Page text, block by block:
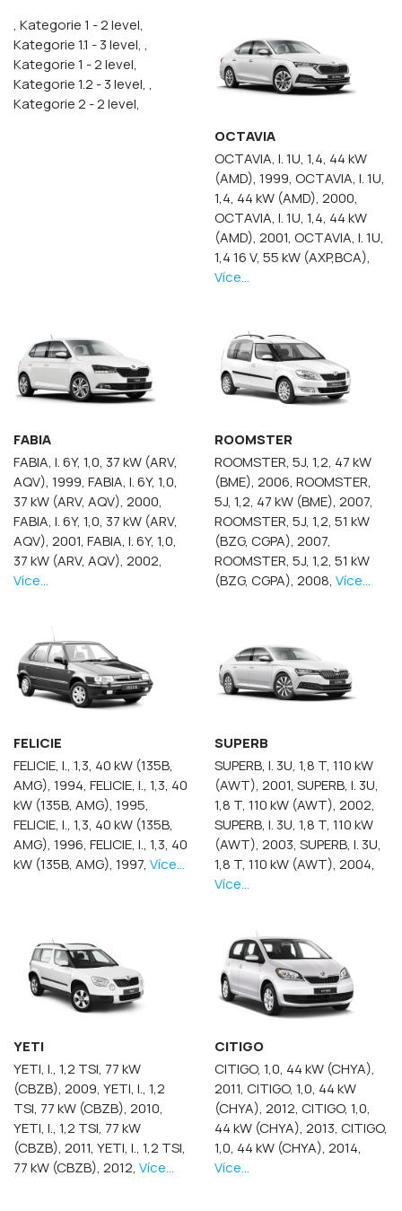
, Kategorie 1 - 2 level,
Kategorie 1.1 - 3 level, ,
Kategorie 1 - 2 level,
Kategorie 1.2 - 3 level, ,
Kategorie 2 - 2 level,
OCTAVIA
OCTAVIA, I. 1U, 1,4, 44 kW
(AMD), 1999, OCTAVIA, I. 1U,
1,4, 44 kW (AMD), 2000,
OCTAVIA, I. 1U, 1,4, 44 kW
(AMD), 2001, OCTAVIA, I. 1U,
1,4 16 V, 55 kW (AXP,BCA),
Více...
FABIA
FABIA, I. 6Y, 1,0, 37 kW (ARV,
AQV), 1999, FABIA, I. 6Y, 1,0,
37 kW (ARV, AQV), 2000,
FABIA, I. 6Y, 1,0, 37 kW (ARV,
AQV), 2001, FABIA, I. 6Y, 1,0,
37 kW (ARV, AQV), 2002,
Více...
ROOMSTER
ROOMSTER, 5J, 1,2, 47 kW
(BME), 2006, ROOMSTER,
5J, 1,2, 47 kW (BME), 2007,
ROOMSTER, 5J, 1,2, 51 kW
(BZG, CGPA), 2007,
ROOMSTER, 5J, 1,2, 51 kW
(BZG, CGPA), 2008, Více...
FELICIE
FELICIE, I., 1,3, 40 kW (135B,
AMG), 1994, FELICIE, I., 1,3, 40
kW (135B, AMG), 1995,
FELICIE, I., 1,3, 40 kW (135B,
AMG), 1996, FELICIE, I., 1,3, 40
kW (135B, AMG), 1997, Více...
SUPERB
SUPERB, I. 3U, 1,8 T, 110 kW
(AWT), 2001, SUPERB, I. 3U,
1,8 T, 110 kW (AWT), 2002,
SUPERB, I. 3U, 1,8 T, 110 kW
(AWT), 2003, SUPERB, I. 3U,
1,8 T, 110 kW (AWT), 2004,
Více...
YETI
YETI, I., 1,2 TSI, 77 kW
(CBZB), 2009, YETI, I., 1,2
TSI, 77 kW (CBZB), 2010,
YETI, I., 1,2 TSI, 77 kW
(CBZB), 2011, YETI, I., 1,2 TSI,
77 kW (CBZB), 2012, Více...
CITIGO
CITIGO, 1,0, 44 kW (CHYA),
2011, CITIGO, 1,0, 44 kW
(CHYA), 2012, CITIGO, 1,0,
44 kW (CHYA), 2013, CITIGO,
1,0, 44 kW (CHYA), 2014,
Více...